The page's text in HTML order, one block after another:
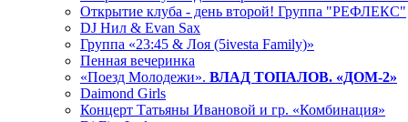
Открытие клуба - день второй! Группа "РЕФЛЕКС"
DJ Нил & Evan Sax
Группа «23:45 & Лоя (5ivesta Family)»
Пенная вечеринка
«Поезд Молодежи». ВЛАД ТОПАЛОВ. «ДОМ-2»
Daimond Girls
Концерт Татьяны Ивановой и гр. «Комбинация»